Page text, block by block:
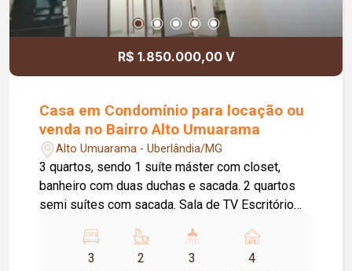
R$ 1.850.000,00 V
Casa em Condomínio para locação ou
venda no Bairro Alto Umuarama
Alto Umuarama - Uberlândia/MG
3 quartos, sendo 1 suíte máster com closet,
banheiro com duas duchas e sacada. 2 quartos
semi suítes com sacada. Sala de TV Escritório
Despensa Lavanderia Espaço gourmet com
churrasqueira, pia e bancadas Banheiro na área
3 2 3 4